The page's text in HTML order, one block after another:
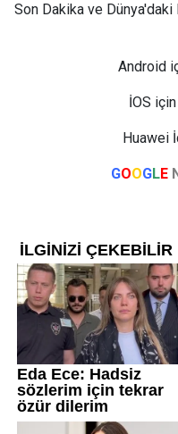
Son Dakika ve
Android
İOS
Huawei
GOOGLE